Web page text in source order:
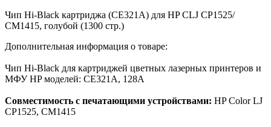
Чип Hi-Black картриджа (CE321A) для HP CLJ CP1525/
CM1415, голубой (1300 стр.)
Дополнительная информация о товаре:
Чип Hi-Black для картриджей цветных лазерных принтеров и
МФУ HP моделей: CE321A, 128A
Совместимость с печатающими устройствами: HP Color LJ
CP1525, CM1415